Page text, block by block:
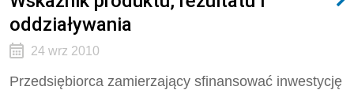
oddziaływania
24 wrz 2010
Przedsiębiorca zamierzający sfinansować inwestycję